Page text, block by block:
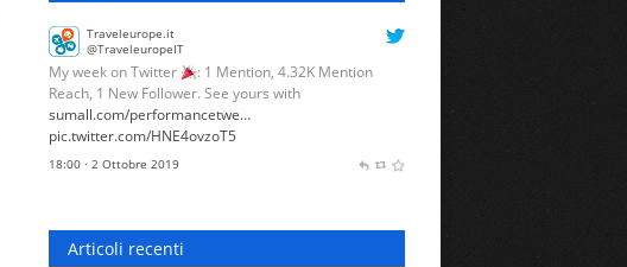
Traveleurope.it
@TraveleuropeIT
My week on Twitter
: 1 Mention, 4.32K Mention
Reach, 1 New Follower. See yours with
sumall.com/performancetwe…
pic.twitter.com/HNE4ovzoT5
18:00 · 2 Ottobre 2019
Articoli recenti